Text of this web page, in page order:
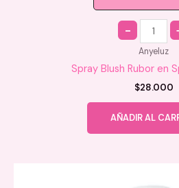
Quantity
Anyeluz
Spray Blush Rubor en
$28.000
AÑADIR AL